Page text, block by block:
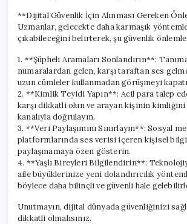
**Dijital Güvenlik İçin Alınması Gereken
Uzmanlar, gelecekte daha karmaşık
çıkabileceğini belirterek, şu güvenlik
1. **Şüpheli Aramaları Sonlandırın**:
numaralardan gelen, karşı taraftan ses
uzun cümleler kullanmadan görüşmeyi
2. **Kimlik Teyidi Yapın**: Acil para talep
karşı dikkatli olun ve arayan kişinin
kanalıyla doğrulayın.
3. **Veri Paylaşımını Sınırlayın**: Sosyal
platformlarında ses verisi içeren kişisel
paylaşmamaya özen gösterin.
4. **Yaşlı Bireyleri Bilgilendirin**:
aile büyüklerinize yeni dolandırıcılık
böylece daha bilinçli ve güvenli hale
Unutmayın, dijital dünyada güvenliğinizi
dikkatli olmalısınız.